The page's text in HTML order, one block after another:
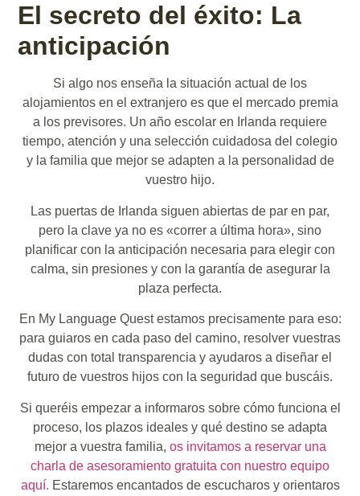
El secreto del éxito: La
anticipación
Si algo nos enseña la situación actual de los
alojamientos en el extranjero es que el mercado premia
a los previsores. Un año escolar en Irlanda requiere
tiempo, atención y una selección cuidadosa del colegio
y la familia que mejor se adapten a la personalidad de
vuestro hijo.
Las puertas de Irlanda siguen abiertas de par en par,
pero la clave ya no es «correr a última hora», sino
planificar con la anticipación necesaria para elegir con
calma, sin presiones y con la garantía de asegurar la
plaza perfecta.
En My Language Quest estamos precisamente para eso:
para guiaros en cada paso del camino, resolver vuestras
dudas con total transparencia y ayudaros a diseñar el
futuro de vuestros hijos con la seguridad que buscáis.
Si queréis empezar a informaros sobre cómo funciona el
proceso, los plazos ideales y qué destino se adapta
mejor a vuestra familia, os invitamos a reservar una
charla de asesoramiento gratuita con nuestro equipo
aquí. Estaremos encantados de escucharos y orientaros